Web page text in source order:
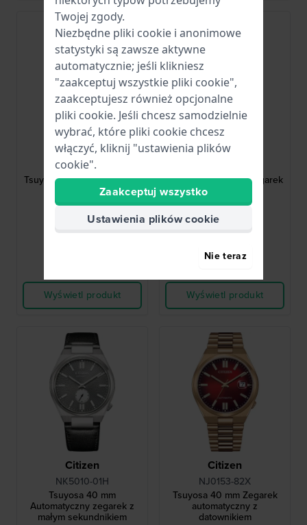
Citizen
NJ0200-50Z
Tsuyosa 37 37 mm Zegarek
automatyczny z
datownikiem
1 372,00 zł
Wyświetl produkt
Citizen
Tsuyosa 37 37 mm Zegarek
automatyczny z
datownikiem
1 372,00 zł
Wyświetl produkt
Citizen
NK5010-01H
Tsuyosa 40 mm
Automatyczny zegarek z
małym sekundnikiem
Citizen
NJ0153-82X
Tsuyosa 40 mm Zegarek
automatyczny z
datownikiem
Twojej zgody.
Niezbędne pliki cookie i anonimowe
statystyki są zawsze aktywne
automatycznie; jeśli klikniesz
"zaakceptuj wszystkie pliki cookie",
zaakceptujesz również opcjonalne
pliki cookie. Jeśli chcesz samodzielnie
wybrać, które pliki cookie chcesz
włączyć, kliknij "ustawienia plików
cookie".
Zaakceptuj wszystko
Ustawienia plików cookie
Nie teraz